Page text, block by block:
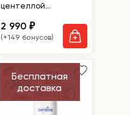
центеллой
Papaya Body and
Face Peeling
2 990₽
(+149 бонусов)
Бесплатная
доставка